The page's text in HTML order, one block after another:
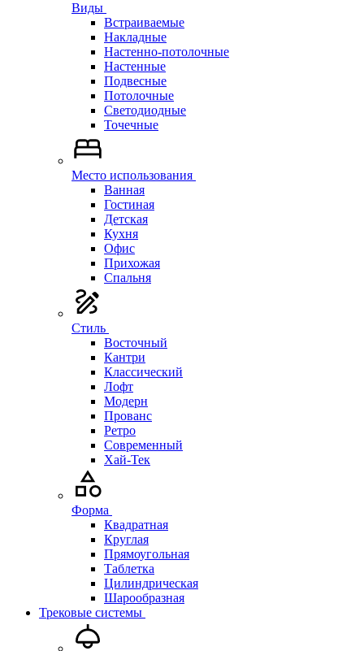
Виды
Встраиваемые
Накладные
Настенно-потолочные
Настенные
Подвесные
Потолочные
Светодиодные
Точечные
Место использования
Ванная
Гостиная
Детская
Кухня
Офис
Прихожая
Спальня
Стиль
Восточный
Кантри
Классический
Лофт
Модерн
Прованс
Ретро
Современный
Хай-Тек
Форма
Квадратная
Круглая
Прямоугольная
Таблетка
Цилиндрическая
Шарообразная
Трековые системы